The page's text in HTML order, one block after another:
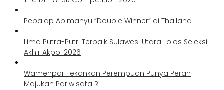
Pebalap Abimanyu “Double Winner” di Thailand
Lima Putra-Putri Terbaik Sulawesi Utara Lolos Seleksi
Akhir Akpol 2026
Wamenpar Tekankan Perempuan Punya Peran
Majukan Pariwisata RI